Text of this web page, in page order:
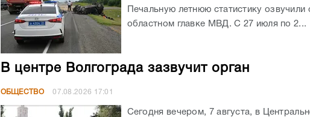
Печальную летнюю статистику озвучили
областном главке МВД. С 27 июля по 2...
В центре Волгограда зазвучит орган
ОБЩЕСТВО 07.08.2026 17:01
Сегодня вечером, 7 августа, в